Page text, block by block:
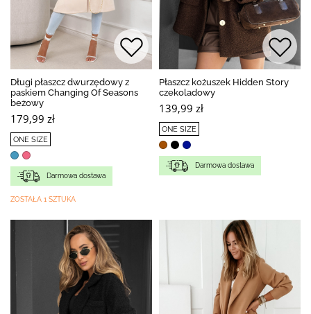
Długi płaszcz dwurzędowy z
paskiem Changing Of Seasons
beżowy
179,99 zł
ONE SIZE
Darmowa dostawa
ZOSTAŁA 1 SZTUKA
Płaszcz kożuszek Hidden Story
czekoladowy
139,99 zł
ONE SIZE
Darmowa dostawa